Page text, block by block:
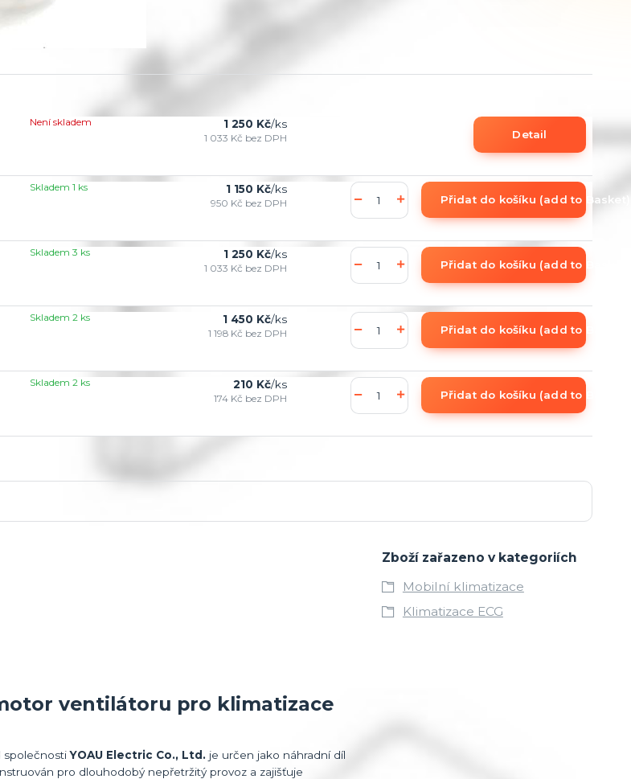
1 250 Kč/ks
1 033 Kč bez DPH
Není skladem
Detail
1 150 Kč/ks
950 Kč bez DPH
Skladem 1 ks
Přidat do košíku (add to Basket)
1 250 Kč/ks
1 033 Kč bez DPH
Skladem 3 ks
Přidat do košíku (add to Basket)
1 450 Kč/ks
1 198 Kč bez DPH
Skladem 2 ks
Přidat do košíku (add to Basket)
210 Kč/ks
174 Kč bez DPH
Skladem 2 ks
Přidat do košíku (add to Basket)
ventilátoru pro klimatizace
společnostiYOAU Electric Co., Ltd. je určen jako náhradní díl
pro dlouhodobý nepřetržitý provoz a zajišťuje
Zboží zařazeno v kategoriích
Mobilní klimatizace
Klimatizace ECG